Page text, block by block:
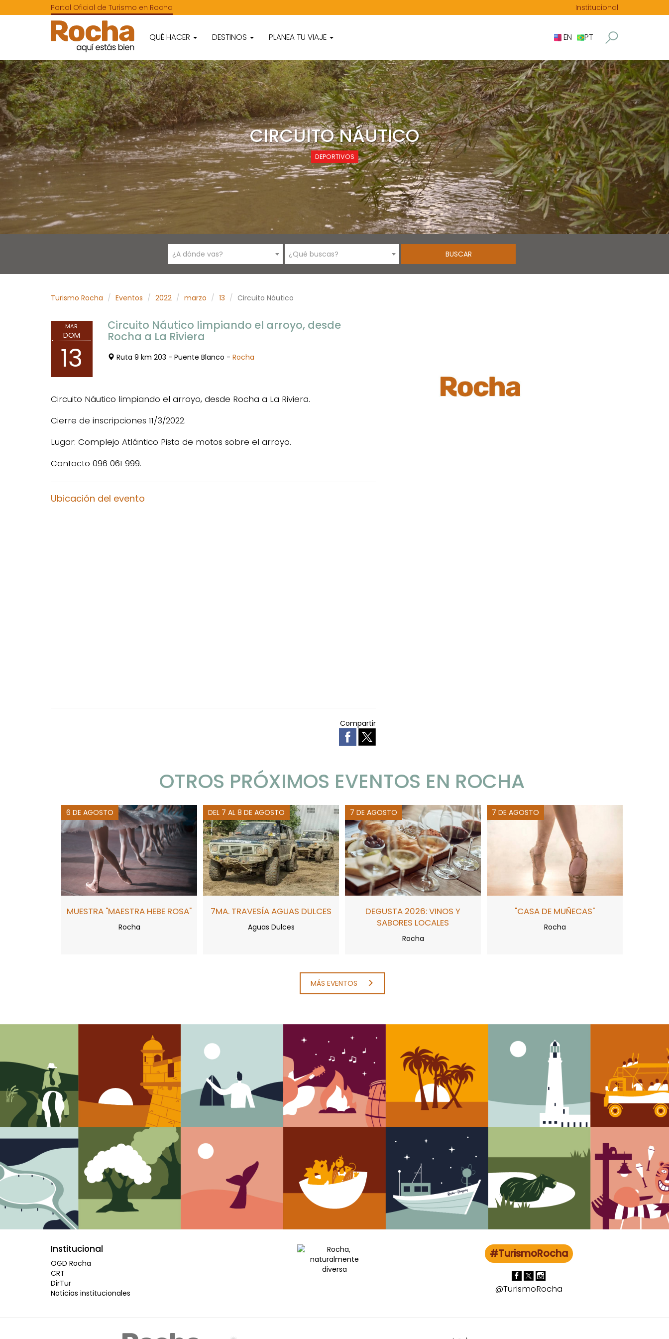
Portal Oficial de Turismo en Rocha Institucional
QUÉ HACER DESTINOS PLANEA TU VIAJE EN PT
CIRCUITO NÁUTICO
DEPORTIVOS
¿A dónde vas? ¿Qué buscas?
Turismo Rocha Eventos 2022 marzo 13 Circuito Náutico
MAR
DOM
13
Circuito Náutico limpiando el arroyo, desde
Rocha a La Riviera
Ruta 9 km 203 - Puente Blanco - Rocha
Circuito Náutico limpiando el arroyo, desde Rocha a La Riviera.
Cierre de inscripciones 11/3/2022.
Lugar: Complejo Atlántico Pista de motos sobre el arroyo.
Contacto 096 061 999.
Ubicación del evento
Compartir
OTROS PRÓXIMOS EVENTOS EN ROCHA
6 DE AGOSTO
MUESTRA "MAESTRA HEBE ROSA"
Rocha
DEL 7 AL 8 DE AGOSTO
7MA. TRAVESÍA AGUAS DULCES
Aguas Dulces
7 DE AGOSTO
DEGUSTA 2026: VINOS Y
SABORES LOCALES
Rocha
7 DE AGOSTO
"CASA DE MUÑECAS"
Rocha
MÁS EVENTOS
Institucional
OGD Rocha
CRT
DirTur
Noticias institucionales
#TurismoRocha
@TurismoRocha